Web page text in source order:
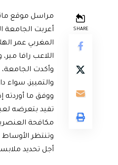
SHARE
مراسل موقع
المغربي عمر
اللاعب رافا
وأكدت
والتمييز، سواء
ووفق ما أوردته
تفيد بتعرضه
مكافحة
وتنتظر الأوساط
أجل تحديد